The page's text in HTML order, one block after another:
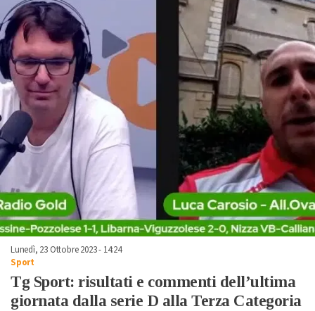
Lunedì, 23 Ottobre 2023 - 14:24
Sport
Tg Sport: risultati e commenti dell’ultima
giornata dalla serie D alla Terza Categoria